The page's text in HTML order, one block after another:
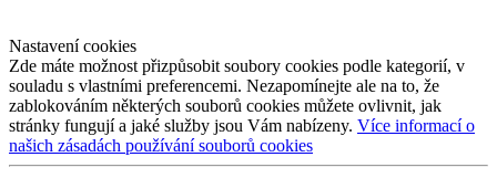
Nastavení cookies
Zde máte možnost přizpůsobit soubory cookies podle kategorií, v
souladu s vlastními preferencemi. Nezapomínejte ale na to, že
zablokováním některých souborů cookies můžete ovlivnit, jak
stránky fungují a jaké služby jsou Vám nabízeny. Více informací o
našich zásadách používání souborů cookies